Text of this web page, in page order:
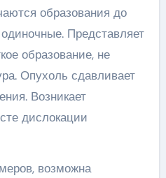
образования до
Представляет
образование, не
Опухоль сдавливает
Возникает
дислокации
возможна